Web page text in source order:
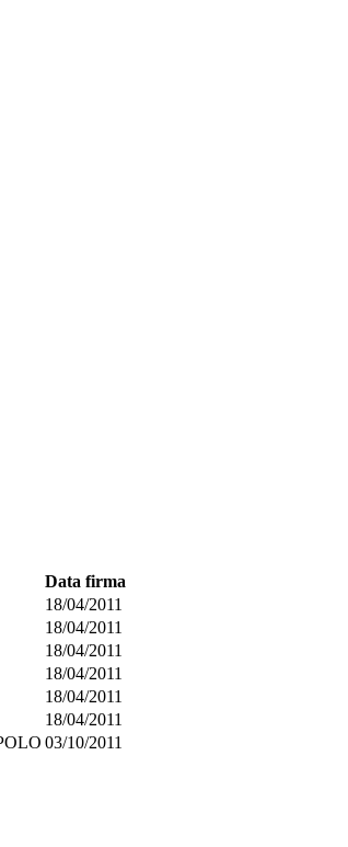
Data firma
18/04/2011
18/04/2011
18/04/2011
18/04/2011
18/04/2011
18/04/2011
03/10/2011